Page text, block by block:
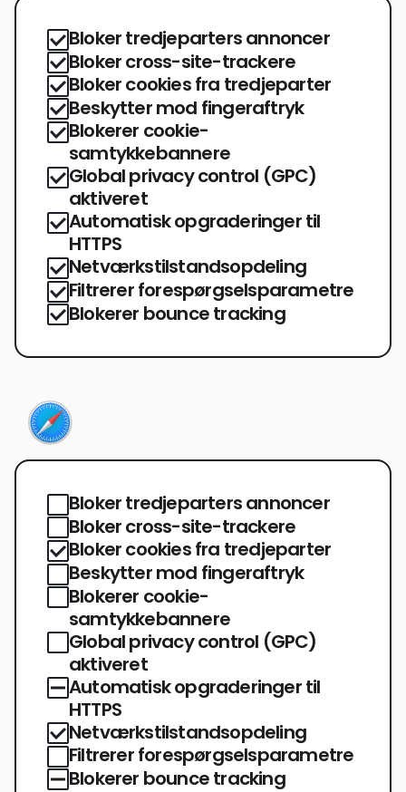
Bloker tredjeparters annoncer
Bloker cross-site-trackere
Bloker cookies fra tredjeparter
Beskytter mod fingeraftryk
Blokerer cookie-
samtykkebannere
Global privacy control (GPC)
aktiveret
Automatisk opgraderinger til
HTTPS
Netværkstilstandsopdeling
Filtrerer forespørgselsparametre
Blokerer bounce tracking
Bloker tredjeparters annoncer
Bloker cross-site-trackere
Bloker cookies fra tredjeparter
Beskytter mod fingeraftryk
Blokerer cookie-
samtykkebannere
Global privacy control (GPC)
aktiveret
Automatisk opgraderinger til
HTTPS
Netværkstilstandsopdeling
Filtrerer forespørgselsparametre
Blokerer bounce tracking